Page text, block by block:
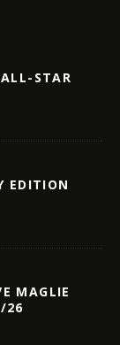
STAR
EDITION
MAGLIE
26